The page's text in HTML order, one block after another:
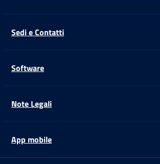
Sedi e Contatti
Software
Note Legali
App mobile